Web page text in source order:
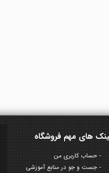
های مهم فروشگاه
حساب کاربری من
جست و جو در منابع آموزشی